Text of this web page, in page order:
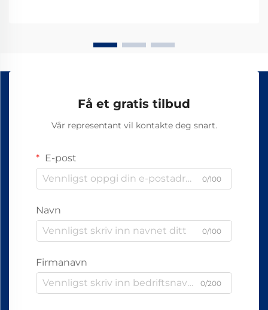
Få et gratis tilbud
Vår representant vil kontakte deg snart.
E-post
0/100
Navn
0/100
Firmanavn
0/200